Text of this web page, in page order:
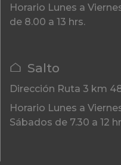
Horario Lunes a
de 8.00 a 13 hrs.
Salto
Dirección Ruta 3 km
Horario Lunes a
Sábados de 7.30 a 12